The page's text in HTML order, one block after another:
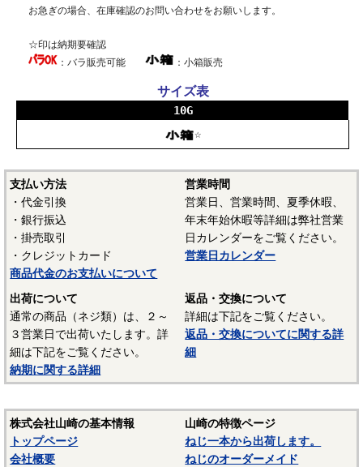
お急ぎの場合、在庫確認のお問い合わせをお願いします。
☆印は納期要確認
：バラ販売可能
：小箱販売
サイズ表
10G
☆
支払い方法
・代金引換
・銀行振込
・掛売取引
・クレジットカード
商品代金のお支払いについて
営業時間
営業日、営業時間、夏季休暇、
年末年始休暇等詳細は弊社営業
日カレンダーをご覧ください。
営業日カレンダー
出荷について
通常の商品（ネジ類）は、２～
３営業日で出荷いたします。詳
細は下記をご覧ください。
納期に関する詳細
返品・交換について
詳細は下記をご覧ください。
返品・交換についてに関する詳
細
株式会社山崎の基本情報
トップページ
会社概要
山崎の特徴ページ
ねじ一本から出荷します。
ねじのオーダーメイド